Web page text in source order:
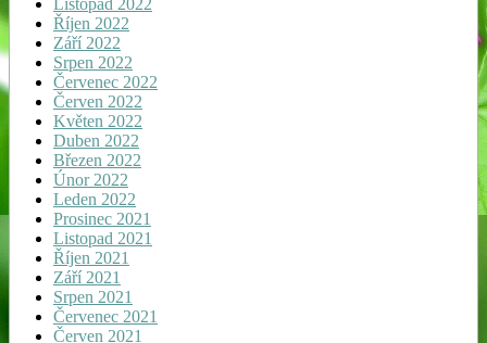
Listopad 2022
Říjen 2022
Září 2022
Srpen 2022
Červenec 2022
Červen 2022
Květen 2022
Duben 2022
Březen 2022
Únor 2022
Leden 2022
Prosinec 2021
Listopad 2021
Říjen 2021
Září 2021
Srpen 2021
Červenec 2021
Červen 2021